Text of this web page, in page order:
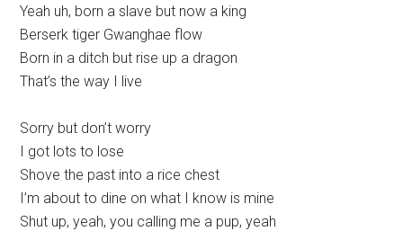
Yeah uh, born a slave but now a king
Berserk tiger Gwanghae flow
Born in a ditch but rise up a dragon
That’s the way I live
Sorry but don’t worry
I got lots to lose
Shove the past into a rice chest
I’m about to dine on what I know is mine
Shut up, yeah, you calling me a pup, yeah